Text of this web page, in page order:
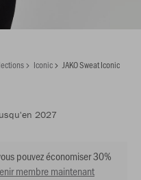
Iconic JAKO Sweat Iconic
2027
pouvez économiser 30%
membre maintenant